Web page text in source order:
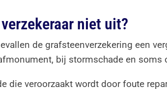
niet uit?
de grafsteenverzekering een
bij stormschade en soms
die veroorzaakt wordt door foute